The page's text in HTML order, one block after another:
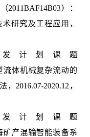
2011BAF14B03）：
研究及工程应用，
计划课题
流体机械复杂流动的
2016.07-2020.12，
计划课题
矿产混输智能装备系